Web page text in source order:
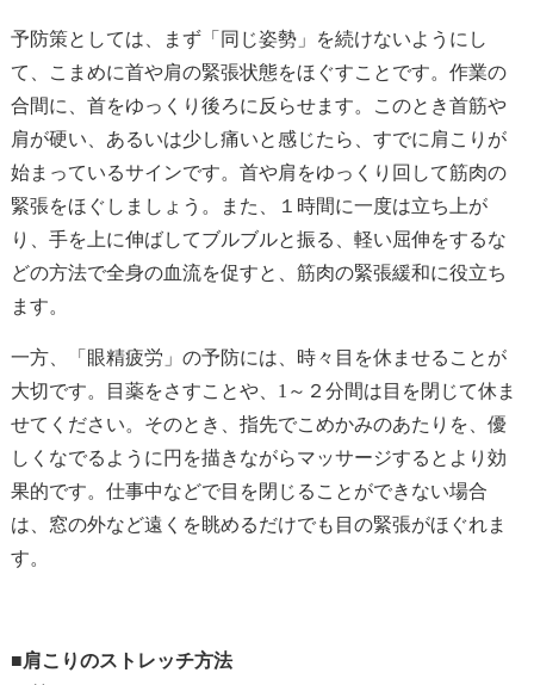
予防策としては、まず「同じ姿勢」を続けないようにし
て、こまめに首や肩の緊張状態をほぐすことです。作業の
合間に、首をゆっくり後ろに反らせます。このとき首筋や
肩が硬い、あるいは少し痛いと感じたら、すでに肩こりが
始まっているサインです。首や肩をゆっくり回して筋肉の
緊張をほぐしましょう。また、１時間に一度は立ち上が
り、手を上に伸ばしてブルブルと振る、軽い屈伸をするな
どの方法で全身の血流を促すと、筋肉の緊張緩和に役立ち
ます。
一方、「眼精疲労」の予防には、時々目を休ませることが
大切です。目薬をさすことや、1～２分間は目を閉じて休ま
せてください。そのとき、指先でこめかみのあたりを、優
しくなでるように円を描きながらマッサージするとより効
果的です。仕事中などで目を閉じることができない場合
は、窓の外など遠くを眺めるだけでも目の緊張がほぐれま
す。
■肩こりのストレッチ方法